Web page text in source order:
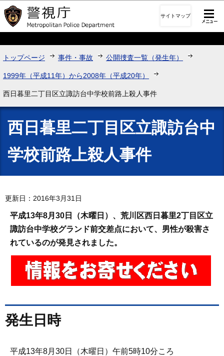
このページの本文へ移動
サイトマップ
トップページ 事件・事故 公開捜査一覧（発生年）
1999年（平成11年）から2008年（平成20年）
西日暮里二丁目区立諏訪台中学校前路上殺人事件
西日暮里二丁目区立諏訪台中
学校前路上殺人事件
更新日：2016年3月31日
平成13年8月30日（木曜日）、荒川区西日暮里2丁目区立
諏訪台中学校グランド前交差点において、男性が殺害さ
れているのが発見されました。
発生日時
平成13年8月30日（木曜日）午前5時10分ころ